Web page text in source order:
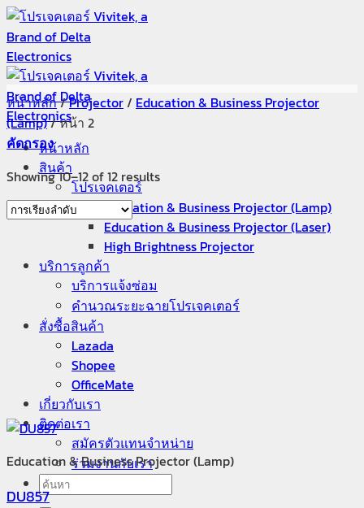
ข้าม
ไป
ยัง
เนื้อหา
หน้าหลัก
สินค้า
โปรเจคเตอร์​
Education & Business Projector (Lamp)
Education & Business Projector (Laser)
High Brightness Projector
บริการลูกค้า
บริการแจ้งซ่อม
คำนวณระยะฉายโปรเจคเตอร์
สั่งซื้อสินค้า
Lazada
Shopee
OfficeMate
เกี่ยวกับเรา
ติดต่อเรา
สมัครตัวแทนจำหน่าย
ร่วมงานกับเรา
ค้นหา:
หน้าหลัก/Projector/ Education & Business Projector
(Lamp)/หน้า 2
คัดกรอง
Showing 10–12 of 12 results
Education & Business Projector (Lamp)
DU857